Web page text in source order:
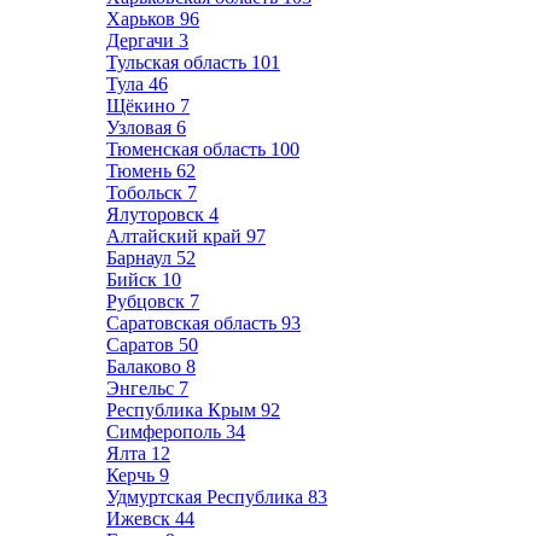
Харьков 96
Дергачи 3
Тульская область 101
Тула 46
Щёкино 7
Узловая 6
Тюменская область 100
Тюмень 62
Тобольск 7
Ялуторовск 4
Алтайский край 97
Барнаул 52
Бийск 10
Рубцовск 7
Саратовская область 93
Саратов 50
Балаково 8
Энгельс 7
Республика Крым 92
Симферополь 34
Ялта 12
Керчь 9
Удмуртская Республика 83
Ижевск 44